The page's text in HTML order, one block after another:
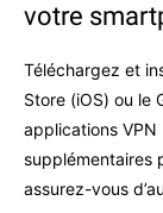
votre
Téléchargez et
Store (iOS) ou le
applications
supplémentaires
assurez-vous